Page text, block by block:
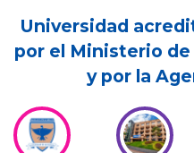
Universidad
por el Ministerio
y por la